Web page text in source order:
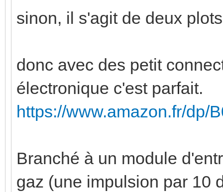
sinon, il s'agit de deux
donc avec des petit
électronique c'est parfait.
https://www.amazon.fr/dp/
Branché à un module
gaz (une impulsion par 10